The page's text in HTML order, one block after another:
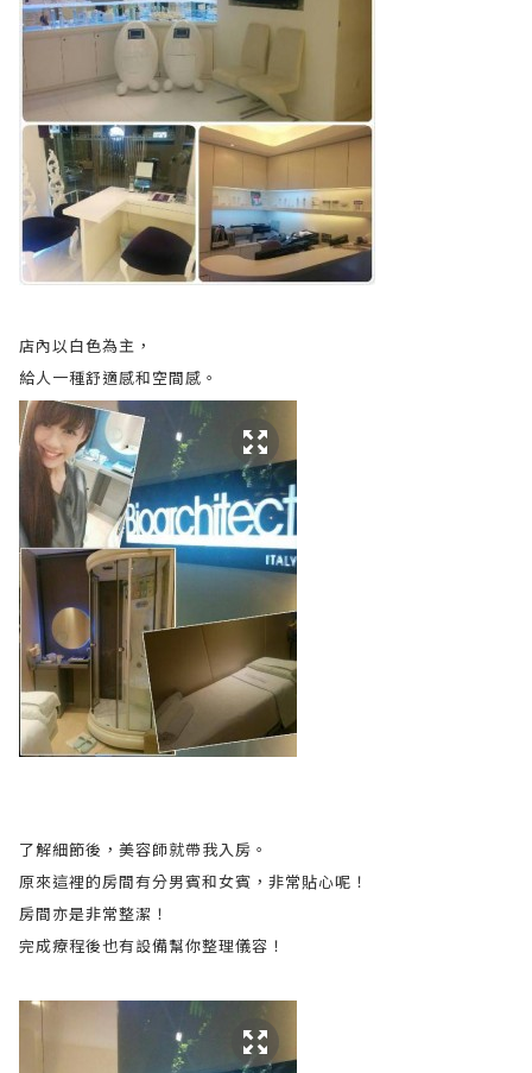
店內以白色為主，
給人一種舒適感和空間感。
了解細節後，美容師就帶我入房。
原來這裡的房間有分男賓和女賓，非常貼心呢！
房間亦是非常整潔！
完成療程後也有設備幫你整理儀容！